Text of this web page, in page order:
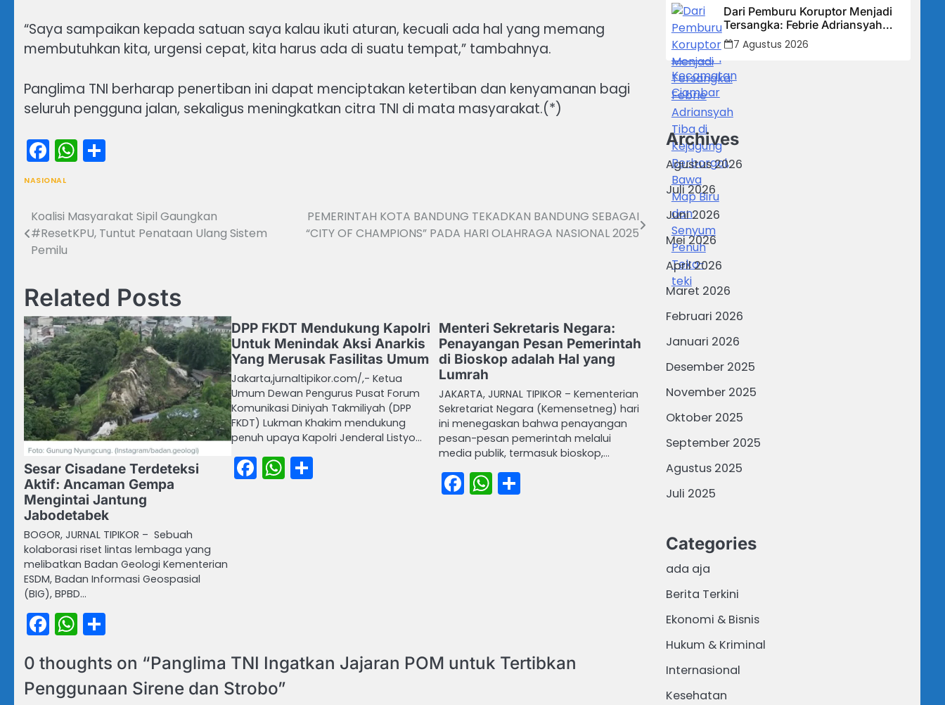
“Saya sampaikan kepada satuan saya kalau ikuti aturan, kecuali ada hal yang memang
membutuhkan kita, urgensi cepat, kita harus ada di suatu tempat,” tambahnya.
Panglima TNI berharap penertiban ini dapat menciptakan ketertiban dan kenyamanan bagi
seluruh pengguna jalan, sekaligus meningkatkan citra TNI di mata masyarakat.(*)
Facebook
WhatsApp
NASIONAL
Navigasi
pos
Koalisi Masyarakat Sipil Gaungkan
#ResetKPU, Tuntut Penataan Ulang Sistem
Pemilu
PEMERINTAH KOTA BANDUNG TEKADKAN BANDUNG SEBAGAI
“CITY OF CHAMPIONS” PADA HARI OLAHRAGA NASIONAL 2025
Related Posts
Sesar Cisadane Terdeteksi
Aktif: Ancaman Gempa
Mengintai Jantung
Jabodetabek
BOGOR, JURNAL TIPIKOR – Sebuah
kolaborasi riset lintas lembaga yang
melibatkan Badan Geologi Kementerian
ESDM, Badan Informasi Geospasial
(BIG), BPBD…
Facebook
WhatsApp
DPP FKDT Mendukung Kapolri
Untuk Menindak Aksi Anarkis
Yang Merusak Fasilitas Umum
Jakarta,jurnaltipikor.com/,- Ketua
Umum Dewan Pengurus Pusat Forum
Komunikasi Diniyah Takmiliyah (DPP
FKDT) Lukman Khakim mendukung
penuh upaya Kapolri Jenderal Listyo…
Facebook
WhatsApp
Share
Menteri Sekretaris Negara:
Penayangan Pesan Pemerintah
di Bioskop adalah Hal yang
Lumrah
JAKARTA, JURNAL TIPIKOR – Kementerian
Sekretariat Negara (Kemensetneg) hari
ini menegaskan bahwa penayangan
pesan-pesan pemerintah melalui
media publik, termasuk bioskop,…
Facebook
WhatsApp
Share
0 thoughts on “Panglima TNI Ingatkan Jajaran POM untuk Tertibkan
Penggunaan Sirene dan Strobo”
Dari Pemburu Koruptor Menjadi
Tersangka: Febrie Adriansyah
Tiba di Kejagung Berborgol, Bawa
Map Biru dan Senyum Penuh
7 Agustus 2026
Archives
Agustus 2026
Juli 2026
Juni 2026
Mei 2026
April 2026
Maret 2026
Februari 2026
Januari 2026
Desember 2025
November 2025
Oktober 2025
September 2025
Agustus 2025
Juli 2025
Categories
ada aja
Berita Terkini
Ekonomi & Bisnis
Hukum & Kriminal
Internasional
Kesehatan